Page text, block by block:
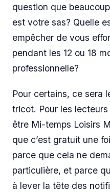
question que
est votre sas? Quelle
empêcher de vous
pendant les 12 ou 18
professionnelle?
Pour certains, ce sera
tricot. Pour les
être Mi-temps Loisirs
que c’est gratuit une
parce que cela ne
particulière, et parce
à lever la tête des